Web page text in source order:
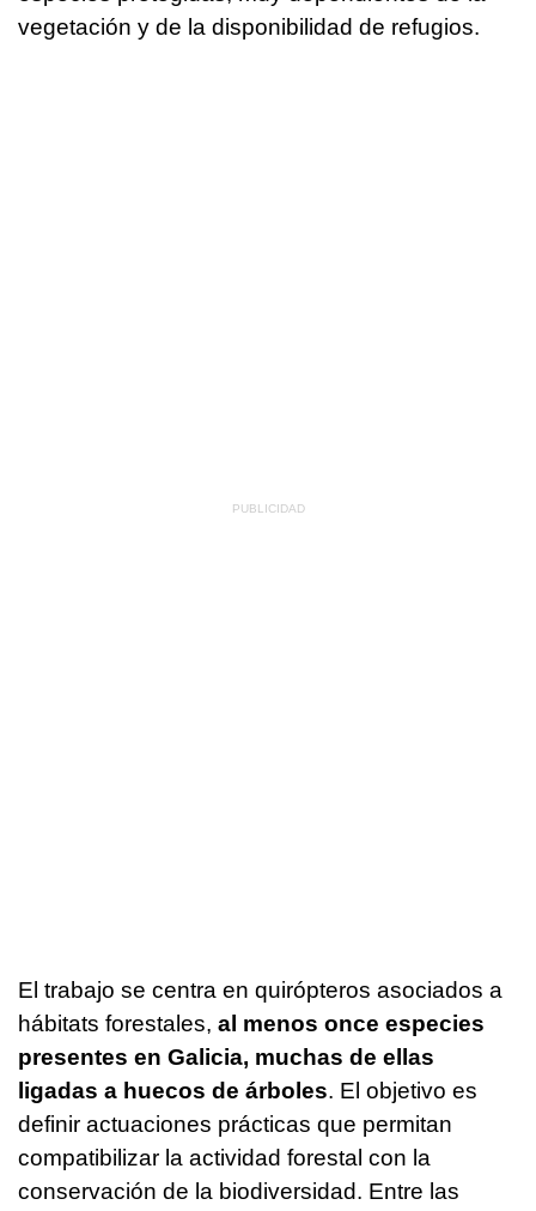
vegetación y de la disponibilidad de refugios.
El trabajo se centra en quirópteros asociados a
hábitats forestales, al menos once especies
presentes en Galicia, muchas de ellas
ligadas a huecos de árboles. El objetivo es
definir actuaciones prácticas que permitan
compatibilizar la actividad forestal con la
conservación de la biodiversidad. Entre las